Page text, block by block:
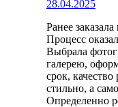
28.04.2025
Ранее
Процесс
Выбрала
галерею,
срок,
стильно, а
Определенно